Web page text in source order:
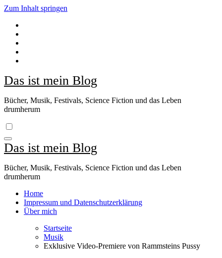
Zum Inhalt springen
Das ist mein Blog
Bücher, Musik, Festivals, Science Fiction und das Leben
drumherum
Das ist mein Blog
Bücher, Musik, Festivals, Science Fiction und das Leben
drumherum
Home
Impressum und Datenschutzerklärung
Über mich
Startseite
Musik
Exklusive Video-Premiere von Rammsteins Pussy